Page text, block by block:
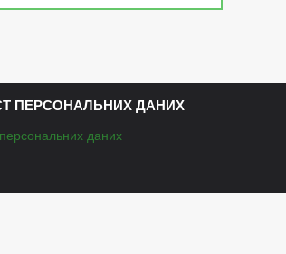
ПЕРСОНАЛЬНИХ ДАНИХ
даних